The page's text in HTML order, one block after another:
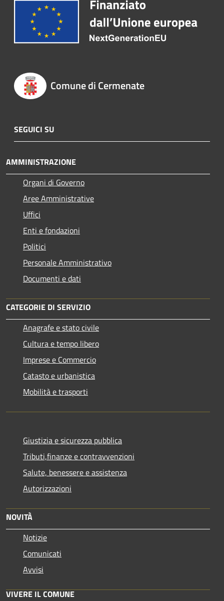
Comune di Cermenate
SEGUICI SU
AMMINISTRAZIONE
Organi di Governo
Aree Amministrative
Uffici
Enti e fondazioni
Politici
Personale Amministrativo
Documenti e dati
CATEGORIE DI SERVIZIO
Anagrafe e stato civile
Cultura e tempo libero
Imprese e Commercio
Catasto e urbanistica
Mobilità e trasporti
Giustizia e sicurezza pubblica
Tributi,finanze e contravvenzioni
Salute, benessere e assistenza
Autorizzazioni
NOVITÀ
Notizie
Comunicati
Avvisi
VIVERE IL COMUNE